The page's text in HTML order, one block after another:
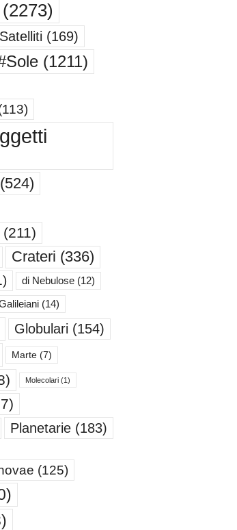
(169)
(1211)
(211)
Crateri (336)
di Nebulose(12)
(14)
Globulari (154)
Marte(7)
Molecolari(1)
Planetarie(183)
(125)